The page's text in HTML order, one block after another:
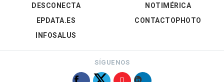
DESCONECTA
EPDATA.ES
INFOSALUS
NOTIMÉRICA
CONTACTOPHOTO
SÍGUENOS